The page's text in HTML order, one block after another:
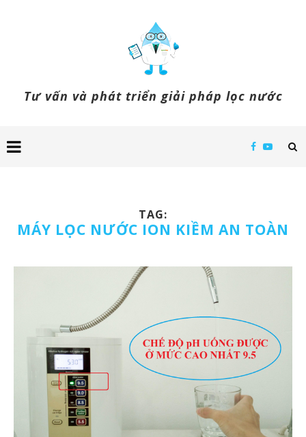
Tư vấn và phát triển giải pháp lọc nước
TAG:
MÁY LỌC NƯỚC ION KIỀM AN TOÀN